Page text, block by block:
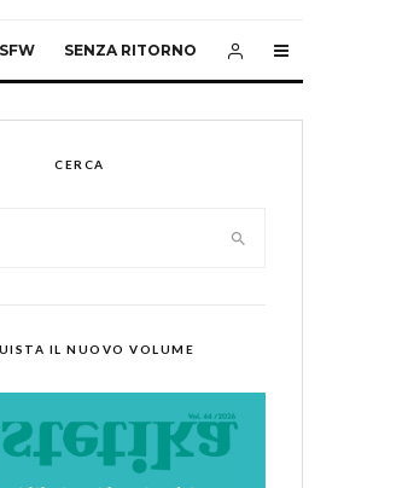
SENZA RITORNO
CERCA
IL NUOVO VOLUME